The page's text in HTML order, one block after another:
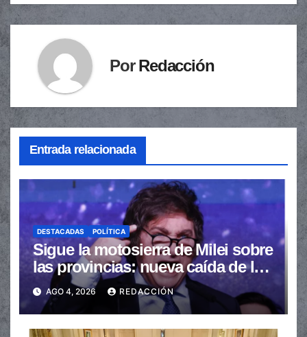
PorRedacción
Entrada relacionada
DESTACADAS POLÍTICA
Sigue la motosierra de Milei sobre
las provincias: nueva caída de las
transferencias no automáticas
AGO 4, 2026 REDACCIÓN